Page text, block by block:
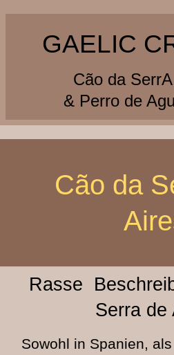
GAELIC
Cão da
& Perro de
Cão da
Rasse
Serra de
Sowohl in Spanien,